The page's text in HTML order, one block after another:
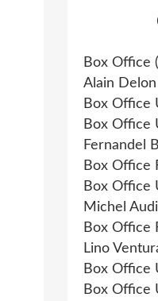
Box Office
Alain
Box Office
Box Office
Fernandel
Box Office
Box Office
Michel
Box Office
Lino
Box Office
Box Office